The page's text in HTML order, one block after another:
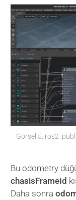
Görsel 5.
Bu odometry
chasisFrameId
Daha sonra